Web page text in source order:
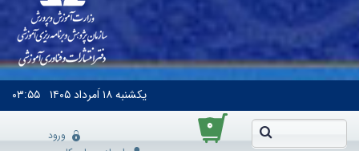
یکشنبه۱۸ اَمرداد ۱۴۰۵ ۰۳:۵۵
۰
ورود